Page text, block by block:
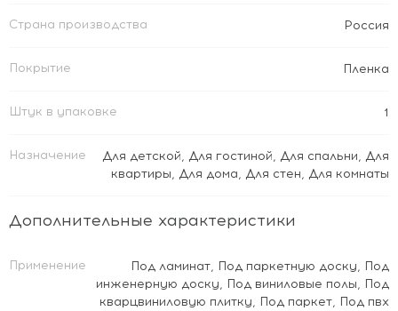
Страна производства Россия
Покрытие Пленка
Штук в упаковке 1
Назначение Для детской, Для гостиной, Для спальни, Для
квартиры, Для дома, Для стен, Для комнаты
Дополнительные характеристики
Применение Под ламинат, Под паркетную доску, Под
инженерную доску, Под виниловые полы, Под
кварцвиниловую плитку, Под паркет, Под пвх